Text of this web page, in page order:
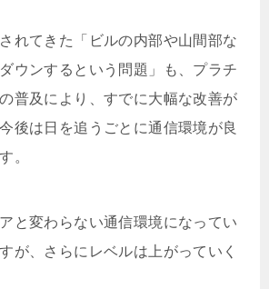
れてきた「ビルの内部や山間部な
ウンするという問題」も、プラチ
普及により、すでに大幅な改善が
後は日を追うごとに通信環境が良
。
と変わらない通信環境になってい
が、さらにレベルは上がっていく